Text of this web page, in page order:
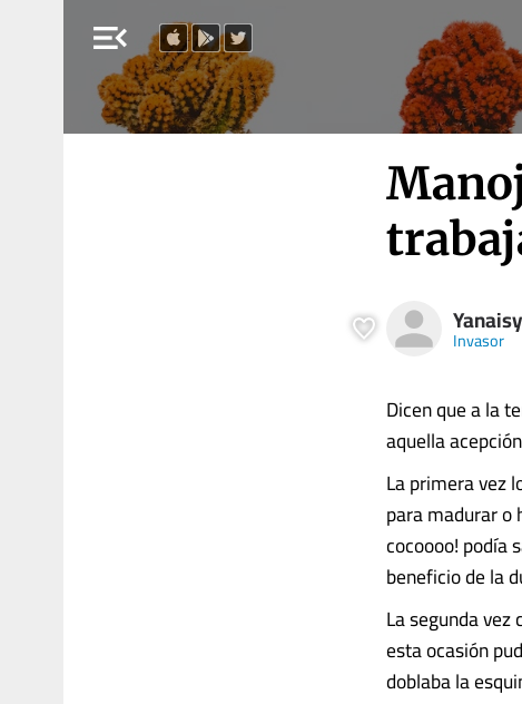
menu_open
Invasor
Dicen que a la
aquella
La primera vez
para madurar o
cocoooo! podía
beneficio de la
La segunda
esta ocasión
doblaba la